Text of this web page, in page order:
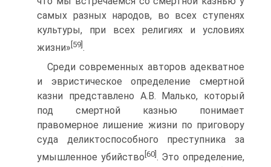
самых разных народов, во всех ступенях
культуры, при всех религиях и условиях
жизни» [59].
Среди современных авторов адекватное
и эвристическое определение смертной
казни представлено А.В. Малько, который
под смертной казнью понимает
правомерное лишение жизни по приговору
суда деликтоспособного преступника за
умышленное убийство [60] . Это определение,